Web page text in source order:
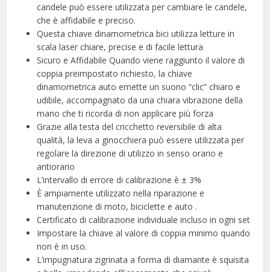
candele può essere utilizzata per cambiare le candele,
che è affidabile e preciso.
Questa chiave dinamometrica bici utilizza letture in
scala laser chiare, precise e di facile lettura
Sicuro e Affidabile Quando viene raggiunto il valore di
coppia preimpostato richiesto, la chiave
dinamometrica auto emette un suono “clic” chiaro e
udibile, accompagnato da una chiara vibrazione della
mano che ti ricorda di non applicare più forza
Grazie alla testa del cricchetto reversibile di alta
qualità, la leva a ginocchiera può essere utilizzata per
regolare la direzione di utilizzo in senso orario e
antiorario
L’intervallo di errore di calibrazione è ± 3%
È ampiamente utilizzato nella riparazione e
manutenzione di moto, biciclette e auto .
Certificato di calibrazione individuale incluso in ogni set
Impostare la chiave al valore di coppia minimo quando
non è in uso.
L’impugnatura zigrinata a forma di diamante è squisita